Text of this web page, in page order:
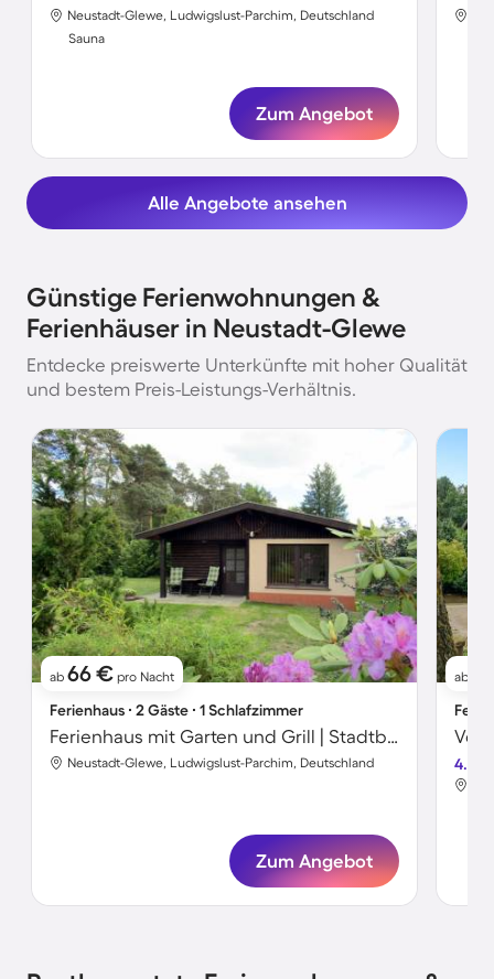
Neustadt-Glewe, Ludwigslust-Parchim, Deutschland
Sauna
Zum Angebot
Alle Angebote ansehen
Günstige Ferienwohnungen &
Ferienhäuser in Neustadt-Glewe
Entdecke preiswerte Unterkünfte mit hoher Qualität
und bestem Preis-Leistungs-Verhältnis.
ab 66 € pro Nacht
Ferienhaus ∙ 2 Gäste ∙ 1 Schlafzimmer
Ferienhaus mit Garten und Grill | Stadtblick
Neustadt-Glewe, Ludwigslust-Parchim, Deutschland
Zum Angebot
ab
4.5